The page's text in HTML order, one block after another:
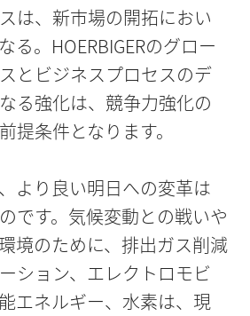
は、新市場の開拓におい
る。HOERBIGERのグロー
とビジネスプロセスのデ
る強化は、競争力強化の
提条件となります。
より良い明日への変革は
です。気候変動との戦いや
境のために、排出ガス削減
ション、エレクトロモビ
エネルギー、水素は、現